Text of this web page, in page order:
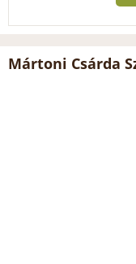
Mártoni Csárda